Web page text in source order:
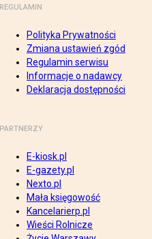
REGULAMIN
Polityka Prywatności
Zmiana ustawień zgód
Regulamin serwisu
Informacje o nadawcy
Deklaracja dostępności
PARTNERZY
E-kiosk.pl
E-gazety.pl
Nexto.pl
Mała księgowość
Kancelarierp.pl
Wieści Rolnicze